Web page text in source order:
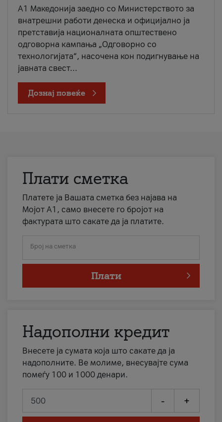
A1 Македонија заедно со Министерството за
внатрешни работи денеска и официјално ја
претставија националната општествено
одговорна кампања „Одговорно со
технологијата“, насочена кон подигнување на
јавната свест...
Дознај повеќе
Плати сметка
Платете ја Вашата сметка без најава на
Мојот А1, само внесете го бројот на
фактурата што сакате да ја платите.
Број на сметка
Плати
Надополни кредит
Внесете ја сумата која што сакате да ја
надополните. Ве молиме, внесувајте сума
помеѓу 100 и 1000 денари.
- +